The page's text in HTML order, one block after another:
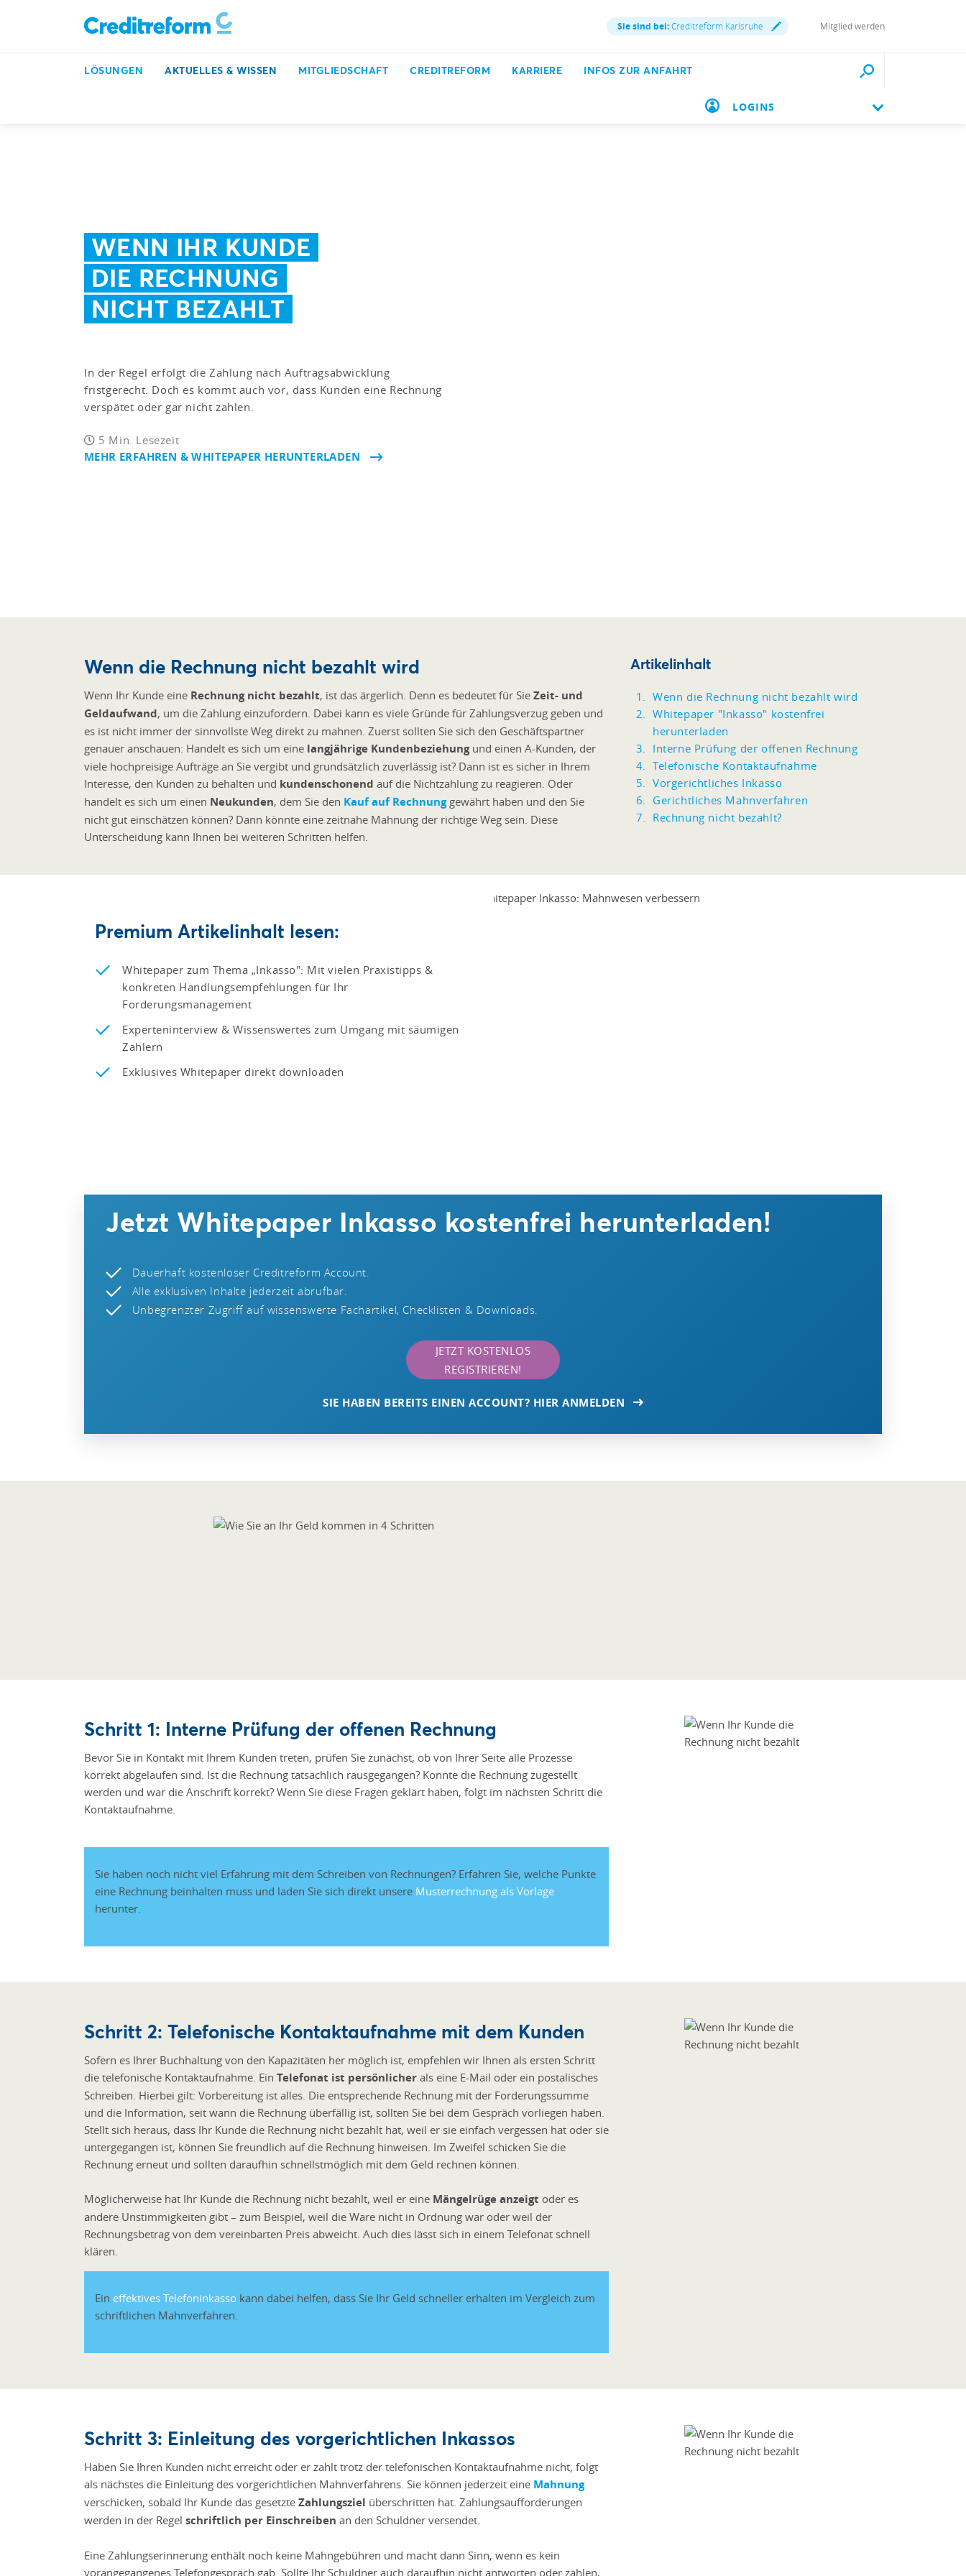
Sie sind bei:Creditreform Karlsruhe Mitglied werden
LÖSUNGEN AKTUELLES & WISSEN MITGLIEDSCHAFT CREDITREFORM KARRIERE INFOS ZUR ANFAHRT
LOGINS
WENN IHR KUNDE
DIE RECHNUNG
NICHT BEZAHLT
In der Regel erfolgt die Zahlung nach Auftragsabwicklung
fristgerecht. Doch es kommt auch vor, dass Kunden eine Rechnung
verspätet oder gar nicht zahlen.
5 Min. Lesezeit
MEHR ERFAHREN & WHITEPAPER HERUNTERLADEN
Wenn die Rechnung nicht bezahlt wird
Wenn Ihr Kunde eine Rechnung nicht bezahlt, ist das ärgerlich. Denn es bedeutet für Sie Zeit- und
Geldaufwand, um die Zahlung einzufordern. Dabei kann es viele Gründe für Zahlungsverzug geben und
es ist nicht immer der sinnvollste Weg direkt zu mahnen. Zuerst sollten Sie sich den Geschäftspartner
genauer anschauen: Handelt es sich um eine langjährige Kundenbeziehungund einen A-Kunden, der
viele hochpreisige Aufträge an Sie vergibt und grundsätzlich zuverlässig ist? Dann ist es sicher in Ihrem
Interesse, den Kunden zu behalten und kundenschonend auf die Nichtzahlung zu reagieren. Oder
handelt es sich um einen Neukunden, dem Sie den Kauf auf Rechnunggewährt haben und den Sie
nicht gut einschätzen können? Dann könnte eine zeitnahe Mahnung der richtige Weg sein. Diese
Unterscheidung kann Ihnen bei weiteren Schritten helfen.
Artikelinhalt
Wenn die Rechnung nicht bezahlt wird
Whitepaper "Inkasso" kostenfrei
herunterladen
Interne Prüfung der offenen Rechnung
Telefonische Kontaktaufnahme
Vorgerichtliches Inkasso
Gerichtliches Mahnverfahren
Rechnung nicht bezahlt?
Premium Artikelinhalt lesen:
Whitepaper zum Thema „Inkasso": Mit vielen Praxistipps &
konkreten Handlungsempfehlungen für Ihr
Forderungsmanagement
Experteninterview & Wissenswertes zum Umgang mit säumigen
Zahlern
Exklusives Whitepaper direkt downloaden
Jetzt Whitepaper Inkasso kostenfrei herunterladen!
Dauerhaft kostenloser Creditreform Account.
Alle exklusiven Inhalte jederzeit abrufbar.
Unbegrenzter Zugriff auf wissenswerte Fachartikel, Checklisten & Downloads.
JETZT KOSTENLOS
REGISTRIEREN!
SIE HABEN BEREITS EINEN ACCOUNT? HIER ANMELDEN
Schritt 1: Interne Prüfung der offenen Rechnung
Bevor Sie in Kontakt mit Ihrem Kunden treten, prüfen Sie zunächst, ob von Ihrer Seite alle Prozesse
korrekt abgelaufen sind. Ist die Rechnung tatsächlich rausgegangen? Konnte die Rechnung zugestellt
werden und war die Anschrift korrekt? Wenn Sie diese Fragen geklärt haben, folgt im nächsten Schritt die
Kontaktaufnahme.
Sie haben noch nicht viel Erfahrung mit dem Schreiben von Rechnungen? Erfahren Sie, welche Punkte
eine Rechnung beinhalten muss und laden Sie sich direkt unsere Musterrechnung als Vorlage
herunter.
Schritt 2: Telefonische Kontaktaufnahme mit dem Kunden
Sofern es Ihrer Buchhaltung von den Kapazitäten her möglich ist, empfehlen wir Ihnen als ersten Schritt
die telefonische Kontaktaufnahme. Ein Telefonat ist persönlicher als eine E-Mail oder ein postalisches
Schreiben. Hierbei gilt: Vorbereitung ist alles. Die entsprechende Rechnung mit der Forderungssumme
und die Information, seit wann die Rechnung überfällig ist, sollten Sie bei dem Gespräch vorliegen haben.
Stellt sich heraus, dass Ihr Kunde die Rechnung nicht bezahlt hat, weil er sie einfach vergessen hat oder sie
untergegangen ist, können Sie freundlich auf die Rechnung hinweisen. Im Zweifel schicken Sie die
Rechnung erneut und sollten daraufhin schnellstmöglich mit dem Geld rechnen können.
Möglicherweise hat Ihr Kunde die Rechnung nicht bezahlt, weil er eine Mängelrüge anzeigt oder es
andere Unstimmigkeiten gibt – zum Beispiel, weil die Ware nicht in Ordnung war oder weil der
Rechnungsbetrag von dem vereinbarten Preis abweicht. Auch dies lässt sich in einem Telefonat schnell
klären.
Ein effektives Telefoninkasso kann dabei helfen, dass Sie Ihr Geld schneller erhalten im Vergleich zum
schriftlichen Mahnverfahren.
Schritt 3: Einleitung des vorgerichtlichen Inkassos
Haben Sie Ihren Kunden nicht erreicht oder er zahlt trotz der telefonischen Kontaktaufnahme nicht, folgt
als nächstes die Einleitung des vorgerichtlichen Mahnverfahrens. Sie können jederzeit eine Mahnung
verschicken, sobald Ihr Kunde das gesetzte Zahlungsziel überschritten hat. Zahlungsaufforderungen
werden in der Regel schriftlich per Einschreiben an den Schuldner versendet.
Eine Zahlungserinnerung enthält noch keine Mahngebühren und macht dann Sinn, wenn es kein
vorangegangenes Telefongespräch gab. Sollte Ihr Schuldner auch daraufhin nicht antworten oder zahlen,